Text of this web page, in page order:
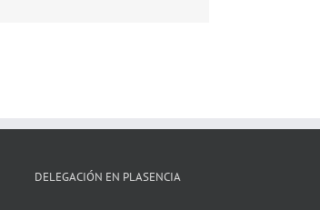
DELEGACIÓN EN PLASENCIA